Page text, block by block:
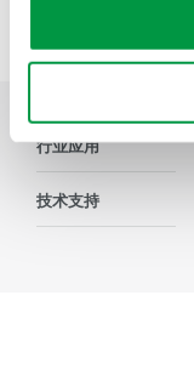
行业应用
技术支持